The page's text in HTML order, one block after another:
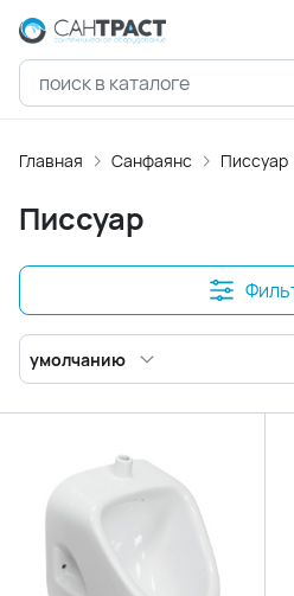
Главная Санфаянс Писсуар
Писсуар
умолчанию